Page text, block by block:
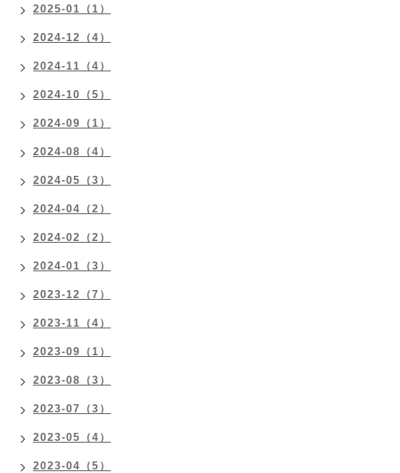
2025-01（1）
2024-12（4）
2024-11（4）
2024-10（5）
2024-09（1）
2024-08（4）
2024-05（3）
2024-04（2）
2024-02（2）
2024-01（3）
2023-12（7）
2023-11（4）
2023-09（1）
2023-08（3）
2023-07（3）
2023-05（4）
2023-04（5）